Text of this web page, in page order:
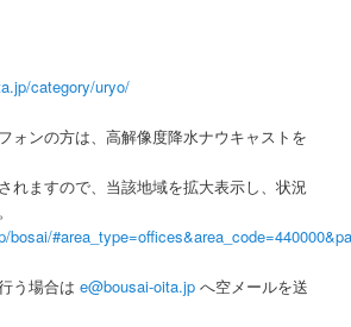
category/uryo/
ォンの方は、高解像度降水ナウキャストを
れますので、当該地域を拡大表示し、状況
bosai/
う場合はe@bousai-oita.jp へ空メールを送